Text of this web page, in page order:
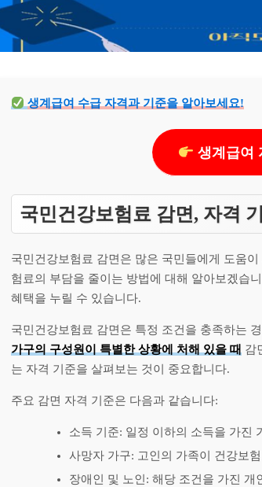
생계급여 수급 자격과 기준을 알아보세요!
생계급여
국민건강보험료 감면, 자격
국민건강보험료 감면은 많은 국민들에게 도움
험료의 부담을 줄이는 방법에 대해 알아보겠습
혜택을 누릴 수 있습니다.
국민건강보험료 감면은 특정 조건을 충족하는
가구의 구성원이 특별한 상황에 처해 있을 때 감
는 자격 기준을 살펴보는 것이 중요합니다.
주요 감면 자격 기준은 다음과 같습니다:
소득 기준: 일정 이하의 소득을 가진
사망자 가구: 고인의 가족이 건강보
장애인 및 노인: 해당 조건을 가진 개